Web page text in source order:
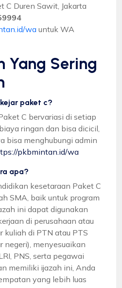
Duren Sawit, Jakarta
wa untuk WA
Yang Sering
paket c?
C bervariasi di setiap
ringan dan bisa dicicil,
bisa menghubungi admin
pkbmintan.id/wa
apa?
kesetaraan Paket C
SMA, baik untuk program
ini dapat digunakan
di perusahaan atau
kuliah di PTN atau PTS
negeri), menyesuaikan
PNS, serta pegawai
memiliki ijazah ini, Anda
yang lebih luas